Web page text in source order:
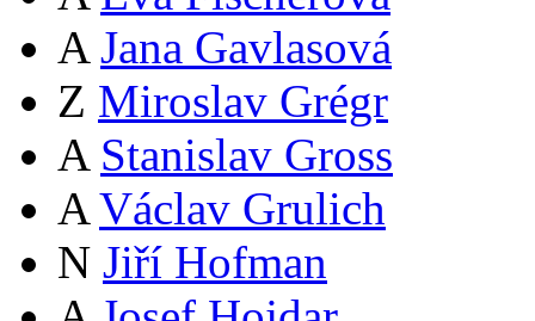
A Jana Gavlasová
Z Miroslav Grégr
A Stanislav Gross
A Václav Grulich
N Jiří Hofman